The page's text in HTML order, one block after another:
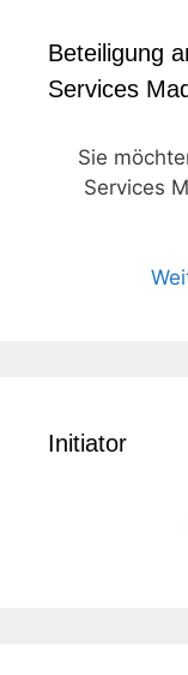
Beteiligung
Services
Sie
Services
Initiator